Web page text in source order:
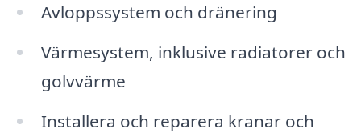
Avloppssystem och dränering
Värmesystem, inklusive radiatorer och
golvvärme
Installera och reparera kranar och